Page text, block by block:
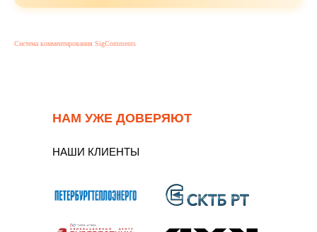
Система комментирования SigComments
НАМ УЖЕ ДОВЕРЯЮТ
НАШИ КЛИЕНТЫ